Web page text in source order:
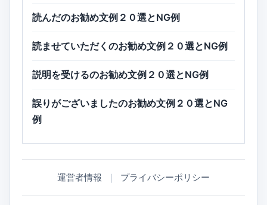
読んだのお勧め文例２０選とNG例
読ませていただくのお勧め文例２０選とNG例
説明を受けるのお勧め文例２０選とNG例
誤りがございましたのお勧め文例２０選とNG
例
運営者情報 ｜ プライバシーポリシー